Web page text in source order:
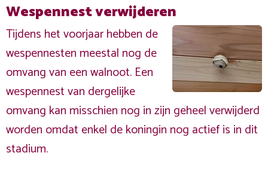
Wespennest verwijderen
Tijdens het voorjaar hebben de
wespennesten meestal nog de
omvang van een walnoot. Een
wespennest van dergelijke
omvang kan misschien nog in zijn geheel verwijderd
worden omdat enkel de koningin nog actief is in dit
stadium.